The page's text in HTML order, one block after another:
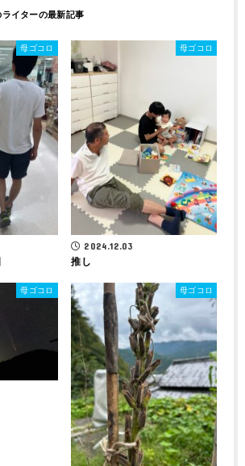
母ゴコロ 母ゴコロ
2024.12.03
推し
母ゴコロ 母ゴコロ